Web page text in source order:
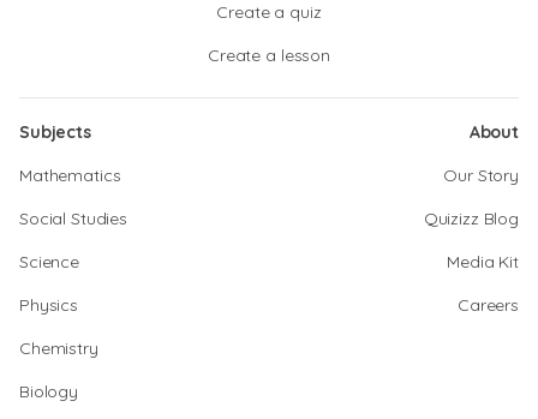
Create a quiz
Create a lesson
Subjects
Mathematics
Social Studies
Science
Physics
Chemistry
Biology
About
Our Story
Quizizz Blog
Media Kit
Careers